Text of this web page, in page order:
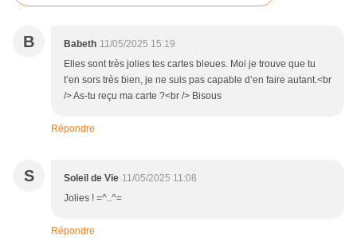
B Babeth 11/05/2025 15:19
Elles sont très jolies tes cartes bleues. Moi je trouve que tu
t’en sors très bien, je ne suis pas capable d’en faire autant.<br
/> As-tu reçu ma carte ?<br /> Bisous
Répondre
S Soleil de Vie 11/05/2025 11:08
Jolies ! =^..^=
Répondre